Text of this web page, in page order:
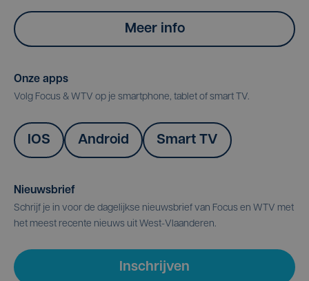
Meer info
Onze apps
Volg Focus & WTV op je smartphone, tablet of smart TV.
IOS Android Smart TV
Nieuwsbrief
Schrijf je in voor de dagelijkse nieuwsbrief van Focus en WTV met
het meest recente nieuws uit West-Vlaanderen.
Inschrijven